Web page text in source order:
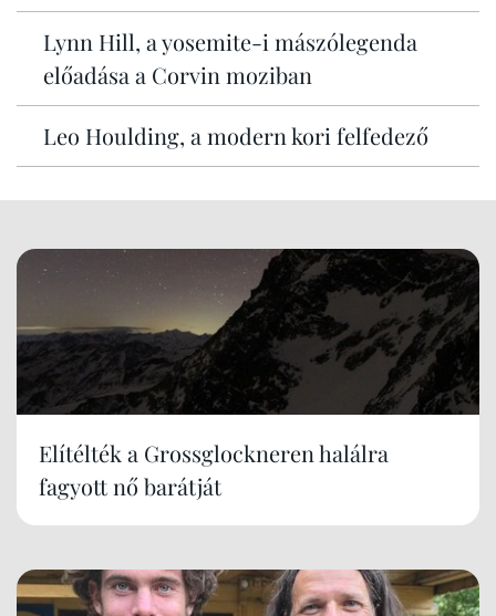
Lynn Hill, a yosemite-i mászólegenda
előadása a Corvin moziban
Leo Houlding, a modern kori felfedező
Elítélték a Grossglockneren halálra
fagyott nő barátját